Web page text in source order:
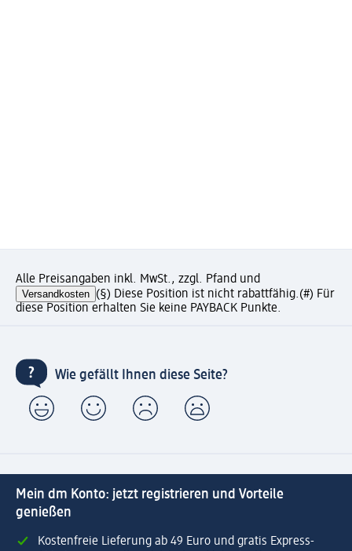
Alle Preisangaben inkl. MwSt., zzgl. Pfand und
Versandkosten (§) Diese Position ist nicht rabattfähig.(#) Für
diese Position erhalten Sie keine PAYBACK Punkte.
Wie gefällt Ihnen diese Seite?
Mein dm Konto: jetzt registrieren und Vorteile
genießen
Kostenfreie Lieferung ab 49 Euro und gratis Express-